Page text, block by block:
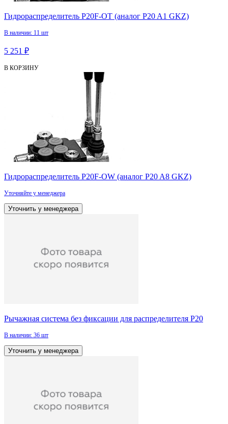
Гидрораспределитель P20F-OT (аналог P20 A1 GKZ)
В наличии: 11 шт
5 251 ₽
В КОРЗИНУ
Гидрораспределитель P20F-OW (аналог P20 A8 GKZ)
Уточняйте у менеджера
Уточнить у менеджера
Рычажная система без фиксации для распределителя Р20
В наличии: 36 шт
Уточнить у менеджера